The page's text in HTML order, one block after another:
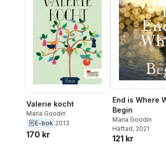
Valerie kocht
Maria Goodin
E-bok 2013
170 kr
End is Where
Begin
Maria Goodin
Häftad, 2021
121 kr